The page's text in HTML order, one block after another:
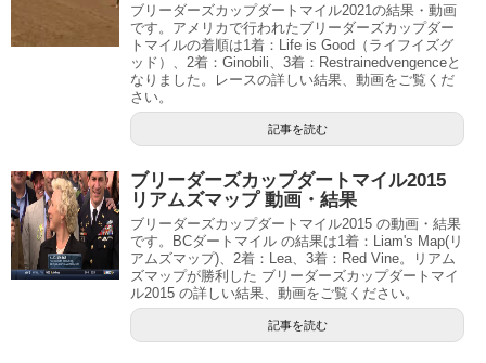
ブリーダーズカップダートマイル2021の結果・動画
です。アメリカで行われたブリーダーズカップダー
トマイルの着順は1着：Life is Good（ライフイズグ
ッド）、2着：Ginobili、3着：Restrainedvengenceと
なりました。レースの詳しい結果、動画をご覧くだ
さい。
記事を読む
ブリーダーズカップダートマイル2015
リアムズマップ 動画・結果
ブリーダーズカップダートマイル2015 の動画・結果
です。BCダートマイル の結果は1着：Liam's Map(リ
アムズマップ)、2着：Lea、3着：Red Vine。リアム
ズマップが勝利した ブリーダーズカップダートマイ
ル2015 の詳しい結果、動画をご覧ください。
記事を読む